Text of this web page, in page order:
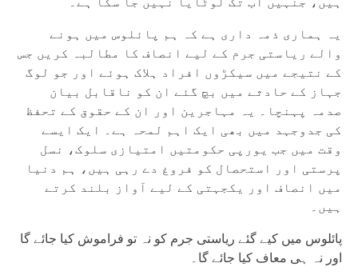
ہیں، جنہیں اب تک لوٹایا نہیں جا سکا ہے۔
یہ ہماری ذمہ داری ہے کہ ہم پائلوس میں ہونے
والے ریاستی جرم کے لیے انصاف کا مطالبہ کریں جس
کے نتیجے میں سیکڑوں افراد ہلاک ہوئے اور جو لوگ
جہاز کے حادثے میں بچ گئے ان کو ناقابل بیان
صدمہ پہنچا۔ یہ مہاجرین اور ان کے حقوق کے تحفظ
کی جدوجہد میں بھی ایک اہم لمحہ ہے۔ ایک ایسے
وقت میں جب یورپی حکومتیں امتیازی سلوک، نسل
پرستی اور استحصال کو فروغ دے رہی ہیں، ہم دنیا
میں انصاف اور یکجہتی کے لیے آواز بلند کرتے
ہیں۔
پائلوس میں کیے گئے ریاستی جرم کو نہ تو فراموش کیا جائے گا
اور نہ ہی معاف کیا جائے گا۔